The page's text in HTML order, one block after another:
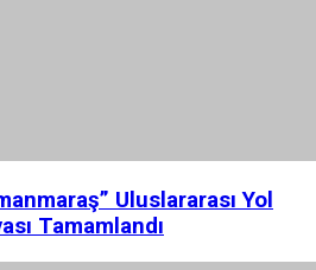
Uluslararası Yol
Tamamlandı